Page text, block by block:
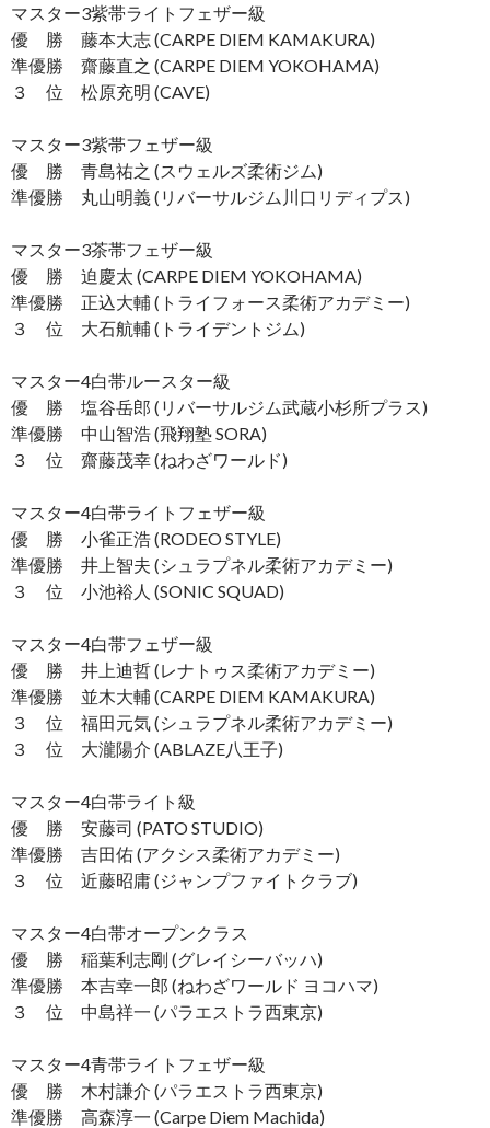
マスター3紫帯ライトフェザー級
優 勝 藤本大志 (CARPE DIEM KAMAKURA)
準優勝 齋藤直之 (CARPE DIEM YOKOHAMA)
３ 位 松原充明 (CAVE)
マスター3紫帯フェザー級
優 勝 青島祐之 (スウェルズ柔術ジム)
準優勝 丸山明義 (リバーサルジム川口リディプス)
マスター3茶帯フェザー級
優 勝 迫慶太 (CARPE DIEM YOKOHAMA)
準優勝 正込大輔 (トライフォース柔術アカデミー)
３ 位 大石航輔 (トライデントジム)
マスター4白帯ルースター級
優 勝 塩谷岳郎 (リバーサルジム武蔵小杉所プラス)
準優勝 中山智浩 (飛翔塾 SORA)
３ 位 齋藤茂幸 (ねわざワールド)
マスター4白帯ライトフェザー級
優 勝 小雀正浩 (RODEO STYLE)
準優勝 井上智夫 (シュラプネル柔術アカデミー)
３ 位 小池裕人 (SONIC SQUAD)
マスター4白帯フェザー級
優 勝 井上迪哲 (レナトゥス柔術アカデミー)
準優勝 並木大輔 (CARPE DIEM KAMAKURA)
３ 位 福田元気 (シュラプネル柔術アカデミー)
３ 位 大瀧陽介 (ABLAZE八王子)
マスター4白帯ライト級
優 勝 安藤司 (PATO STUDIO)
準優勝 吉田佑 (アクシス柔術アカデミー)
３ 位 近藤昭庸 (ジャンプファイトクラブ)
マスター4白帯オープンクラス
優 勝 稲葉利志剛 (グレイシーバッハ)
準優勝 本吉幸一郎 (ねわざワールド ヨコハマ)
３ 位 中島祥一 (パラエストラ西東京)
マスター4青帯ライトフェザー級
優 勝 木村謙介 (パラエストラ西東京)
準優勝 高森淳一 (Carpe Diem Machida)